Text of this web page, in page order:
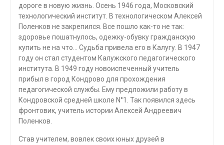
дороге в новую жизнь. Осень 1946 года, Московский
технологический институт. В технологическом Алексей
Поленков не закрепился. Все пошло как-то не так:
здоровье пошатнулось, одежку-обувку гражданскую
купить не на что… Судьба привела его в Калугу. В 1947
году он стал студентом Калужского педагогического
института. В 1949 году новоиспеченный учитель
прибыл в город Кондрово для прохождения
педагогической службы. Ему предложили работу в
Кондровской средней школе N°1. Так появился здесь
фронтовик, учитель истории Алексей Андреевич
Поленков.
Став учителем, вовлек своих юных друзей в